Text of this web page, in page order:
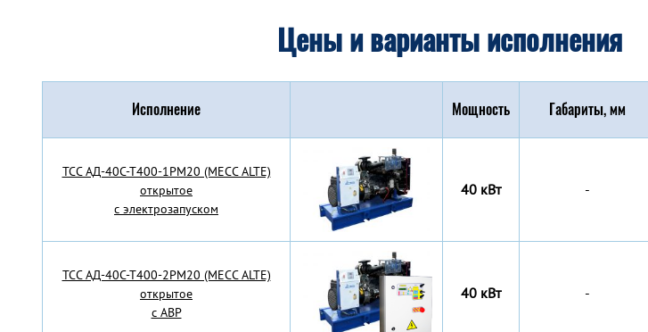
Цены и варианты исполнения
Исполнение Мощность Габариты, мм
TCC АД-40С-Т400-1РМ20 (MECC ALTE)
открытое
с электрозапуском
40 кВт -
TCC АД-40С-Т400-2РМ20 (MECC ALTE)
открытое
с АВР
40 кВт -